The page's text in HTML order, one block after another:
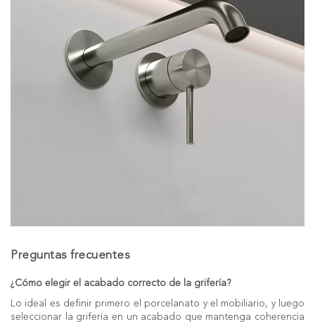
Preguntas frecuentes
¿Cómo elegir el acabado correcto de la grifería?
Lo ideal es definir primero el porcelanato y el mobiliario, y luego
seleccionar la grifería en un acabado que mantenga coherencia